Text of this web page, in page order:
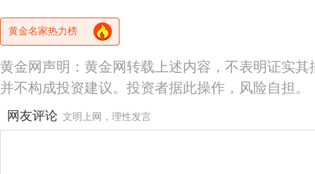
黄金名家热力榜
黄金网声明：黄金网转载上述内容，不表明证实
并不构成投资建议。投资者据此操作，风险自担。
网友评论 文明上网，理性发言